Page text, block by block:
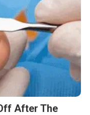
After The